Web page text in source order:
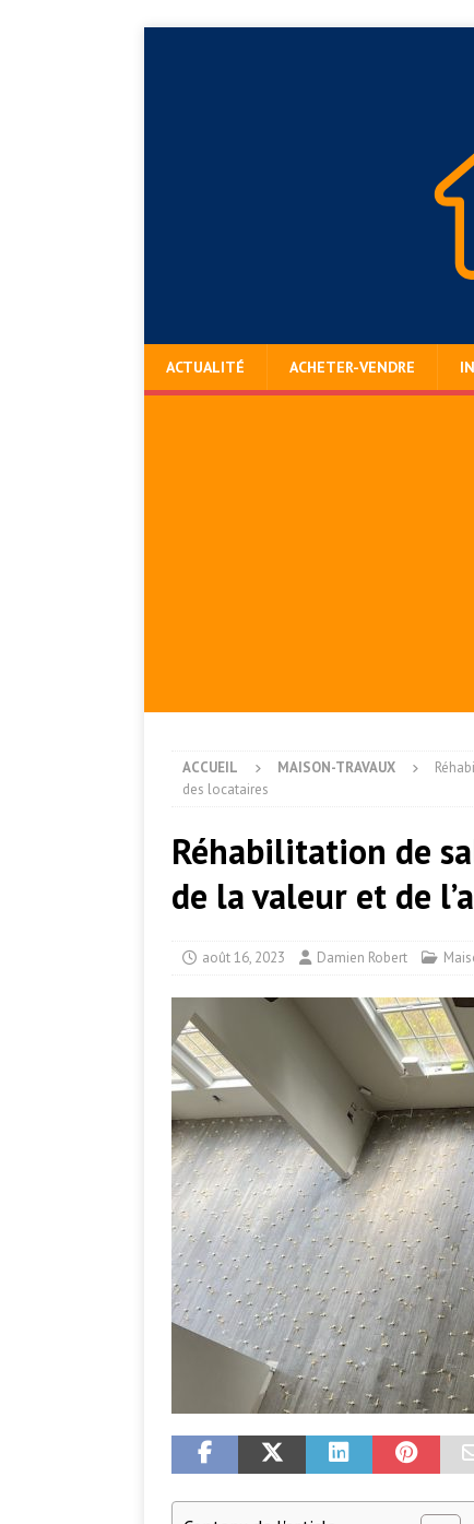
ACTUALITÉ ACHETER-VENDRE
ACCUEIL MAISON-TRAVAUX
des locataires
Réhabilitation de
de la valeur et de
août 16, 2023 Damien Robert